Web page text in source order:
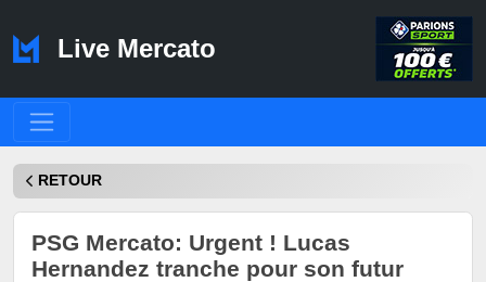
Live Mercato
RETOUR
PSG Mercato: Urgent ! Lucas
Hernandez tranche pour son futur